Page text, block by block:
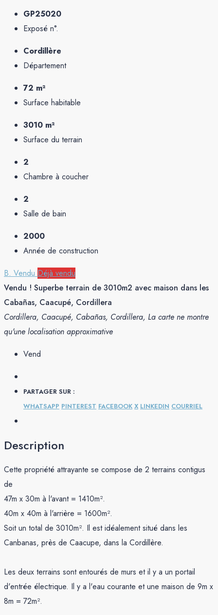
GP25020
Exposé n°.
Cordillère
Département
72 m²
Surface habitable
3010 m²
Surface du terrain
2
Chambre à coucher
2
Salle de bain
2000
Année de construction
B. Vendu Déjà vendu
Vendu ! Superbe terrain de 3010m2 avec maison dans les
Cabañas, Caacupé, Cordillera
Cordillera, Caacupé, Cabañas, Cordillera, La carte ne montre
qu'une localisation approximative
Vend
PARTAGER SUR :
WHATSAPP PINTEREST FACEBOOK X LINKEDIN COURRIEL
Description
Cette propriété attrayante se compose de 2 terrains contigus
de
47m x 30m à l'avant = 1410m².
40m x 40m à l'arrière = 1600m².
Soit un total de 3010m². Il est idéalement situé dans les
Canbanas, près de Caacupe, dans la Cordillère.
Les deux terrains sont entourés de murs et il y a un portail
d'entrée électrique. Il y a l'eau courante et une maison de 9m x
8m = 72m².